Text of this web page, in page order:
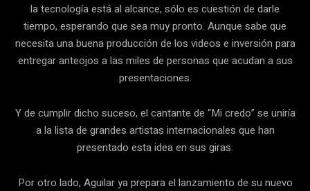
la tecnología está al alcance, sólo es cuestión de darle
tiempo, esperando que sea muy pronto. Aunque sabe que
necesita una buena producción de los videos e inversión para
entregar anteojos a las miles de personas que acudan a sus
presentaciones.
Y de cumplir dicho suceso, el cantante de “Mi credo” se uniría
a la lista de grandes artistas internacionales que han
presentado esta idea en sus giras.
Por otro lado, Aguilar ya prepara el lanzamiento de su nuevo